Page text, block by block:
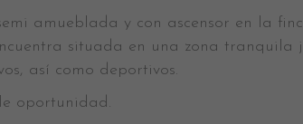
amueblada y con ascensor en la
situada en una zona
así como deportivos.
oportunidad.